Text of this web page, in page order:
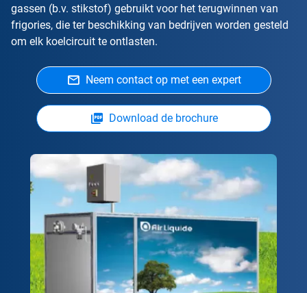
gassen (b.v. stikstof) gebruikt voor het terugwinnen van
frigories, die ter beschikking van bedrijven worden gesteld
om elk koelcircuit te ontlasten.
Neem contact op met een expert
Download de brochure